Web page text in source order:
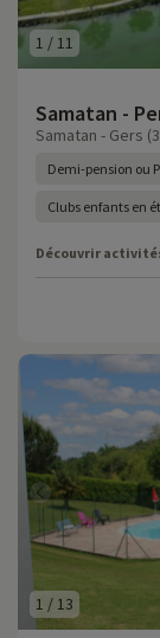
1 / 11
Samatan -
Samatan - Gers
Demi-pension ou
Clubs enfants en
Découvrir
1 / 13